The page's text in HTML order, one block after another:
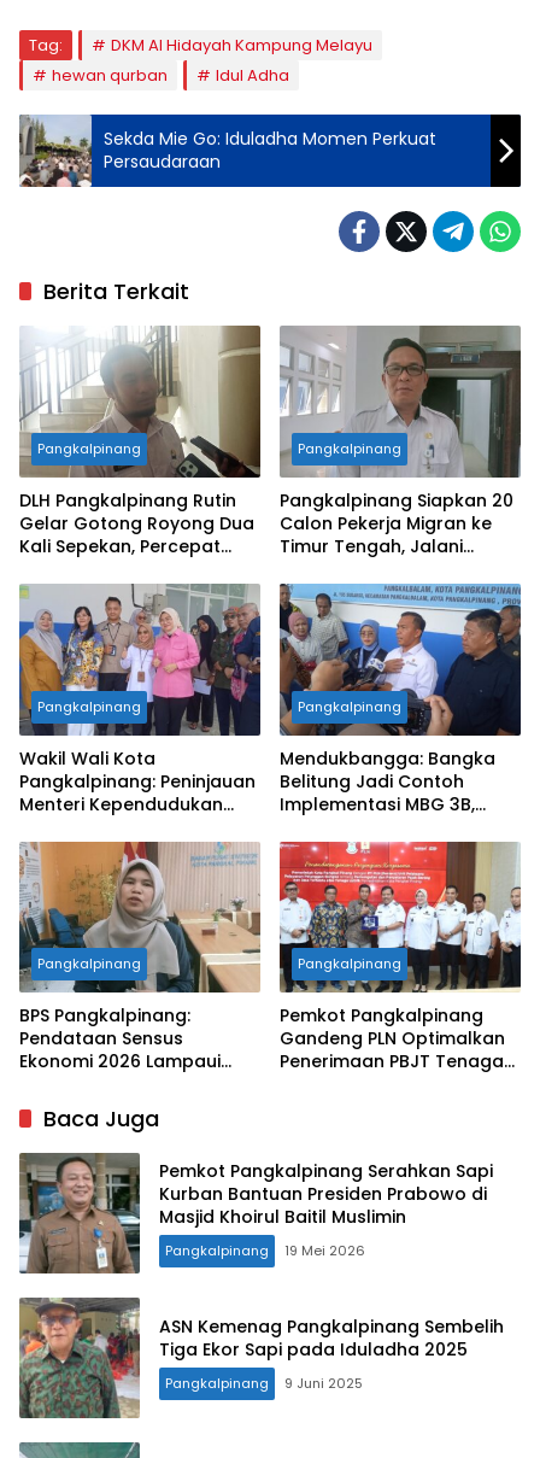
Tag:
DKM Al Hidayah Kampung Melayu
hewan qurban
Idul Adha
Sekda Mie Go: Iduladha Momen Perkuat
Persaudaraan
Berita Terkait
Pangkalpinang
DLH Pangkalpinang Rutin
Gelar Gotong Royong Dua
Kali Sepekan, Percepat
Pangkalpinang
Pangkalpinang Siapkan 20
Calon Pekerja Migran ke
Timur Tengah, Jalani
Pangkalpinang
Wakil Wali Kota
Pangkalpinang: Peninjauan
Menteri Kependudukan
Standar Layanan MBG
Pangkalpinang
Mendukbangga: Bangka
Belitung Jadi Contoh
Implementasi MBG 3B,
Balita Terlayani
Pangkalpinang
BPS Pangkalpinang:
Pendataan Sensus
Ekonomi 2026 Lampaui
85 Persen
Pangkalpinang
Pemkot Pangkalpinang
Gandeng PLN Optimalkan
Penerimaan PBJT Tenaga
Baca Juga
Pemkot Pangkalpinang Serahkan Sapi
Kurban Bantuan Presiden Prabowo di
Masjid Khoirul Baitil Muslimin
Pangkalpinang 19 Mei 2026
ASN Kemenag Pangkalpinang Sembelih
Tiga Ekor Sapi pada Iduladha 2025
Pangkalpinang 9 Juni 2025